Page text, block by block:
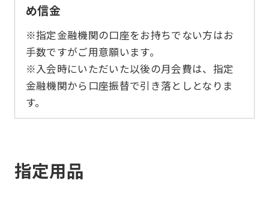
め信金
※指定金融機関の口座をお持ちでない方はお
手数ですがご用意願います。
※入会時にいただいた以後の月会費は、指定
金融機関から口座振替で引き落としとなりま
す。
指定用品